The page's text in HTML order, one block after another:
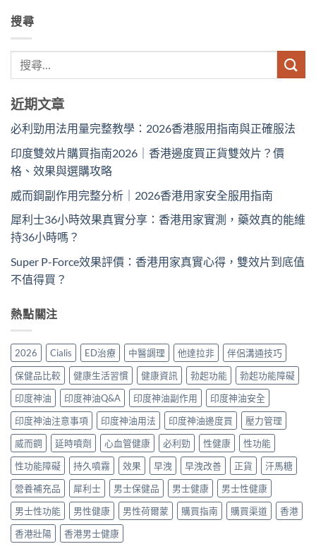
搜尋
近期文章
必利勁用法用量完整教學：2026香港服用指南與正確服法
印度雙效片購買指南2026｜香港邊度買正貨雙效片？價
格、效果與選購攻略
威而鋼副作用完整分析｜2026香港用家安全服用指南
犀利士36小時效果真實分享：香港用家實測，藥效真的能維
持36小時嗎？
Super P-Force效果評價：香港用家真實心得，雙效片到底值
不值得買？
熱點關注
2026 Cialis ED治療 中醫調理 他達拉非
伴侶溝通技巧
保健品比較
健康生活習慣 健康資訊 勃起功能
勃起功能障礙
印度神油
印度神油Q&A 印度神油副作用
印度神油安全
印度神油注意事項
印度神油用法 印度神油邊度買
壓力管理
威而鋼
延時噴劑 心血管健康 必利勁 性健康
性功能
性功能障礙
持久噴霧 效果 早洩 早洩改善 正貨
汗馬糖
營養補充品
犀利士 男士保健品 男士健康
男士性健康
男士性功能
男性健康 男性荷爾蒙 購買指南 購買渠道
香港
香港壯陽
香港男士健康